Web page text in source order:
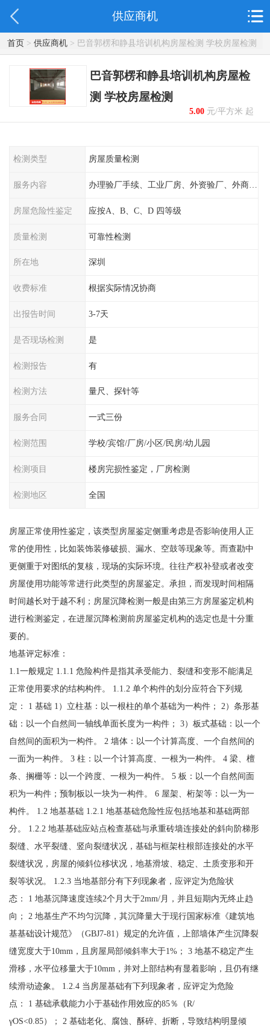
供应商机
首页> 供应商机> 巴音郭楞和静县培训机构房屋检测 学校房屋检测
巴音郭楞和静县培训机构房屋检
测 学校房屋检测
5.00元/平方米 起
检测类型 房屋质量检测
服务内容
房屋危险性鉴定 应按A、B、C、D 四等级
质量检测 可靠性检测
所在地 深圳
收费标准 根据实际情况协商
出报告时间 3-7天
是否现场检测 是
检测报告 有
检测方法 量尺、探针等
服务合同 一式三份
检测范围 学校/宾馆/厂房/小区/民房/幼儿园
检测项目 楼房完损性鉴定，厂房检测
检测地区 全国
房屋正常使用性鉴定，该类型房屋鉴定侧重考虑是否影响使用人正
常的使用性，比如装饰装修破损、漏水、空鼓等现象等。而查勘中
更侧重于对图纸的复核，现场的实际环境。往往产权补登或者改变
房屋使用功能等常进行此类型的房屋鉴定。承担，而发现时间相隔
时间越长对于越不利；房屋沉降检测一般是由第三方房屋鉴定机构
进行检测鉴定，在进屋沉降检测前房屋鉴定机构的选定也是十分重
要的。
地基评定标准：
1.1一般规定 1.1.1 危险构件是指其承受能力、裂缝和变形不能满足
正常使用要求的结构构件。 1.1.2 单个构件的划分应符合下列规
定： 1 基础 1）立柱基：以一根柱的单个基础为一构件； 2）条形基
础：以一个自然间一轴线单面长度为一构件； 3）板式基础：以一个
自然间的面积为一构件。 2 墙体：以一个计算高度、一个自然间的
一面为一构件。 3 柱：以一个计算高度、一根为一构件。 4 梁、檀
条、搁栅等：以一个跨度、一根为一构件。 5 板：以一个自然间面
积为一构件；预制板以一块为一构件。 6 屋架、桁架等：以一为一
构件。 1.2 地基基础 1.2.1 地基基础危险性应包括地基和基础两部
分。 1.2.2 地基基础应站点检查基础与承重砖墙连接处的斜向阶梯形
裂缝、水平裂缝、竖向裂缝状况，基础与框架柱根部连接处的水平
裂缝状况，房屋的倾斜位移状况，地基滑坡、稳定、土质变形和开
裂等状况。 1.2.3 当地基部分有下列现象者，应评定为危险状
态： 1 地基沉降速度连续2个月大于2mm/月，并且短期内无终止趋
向； 2 地基生产不均匀沉降，其沉降量大于现行国家标准《建筑地
基基础设计规范》（GBJ7-81）规定的允许值，上部墙体产生沉降裂
缝宽度大于10mm，且房屋局部倾斜率大于1%； 3 地基不稳定产生
滑移，水平位移量大于10mm，并对上部结构有显着影响，且仍有继
续滑动迹象。 1.2.4 当房屋基础有下列现象者，应评定为危险
点： 1 基础承载能力小于基础作用效应的85％（R/
γOS<0.85）； 2 基础老化、腐蚀、酥碎、折断，导致结构明显倾